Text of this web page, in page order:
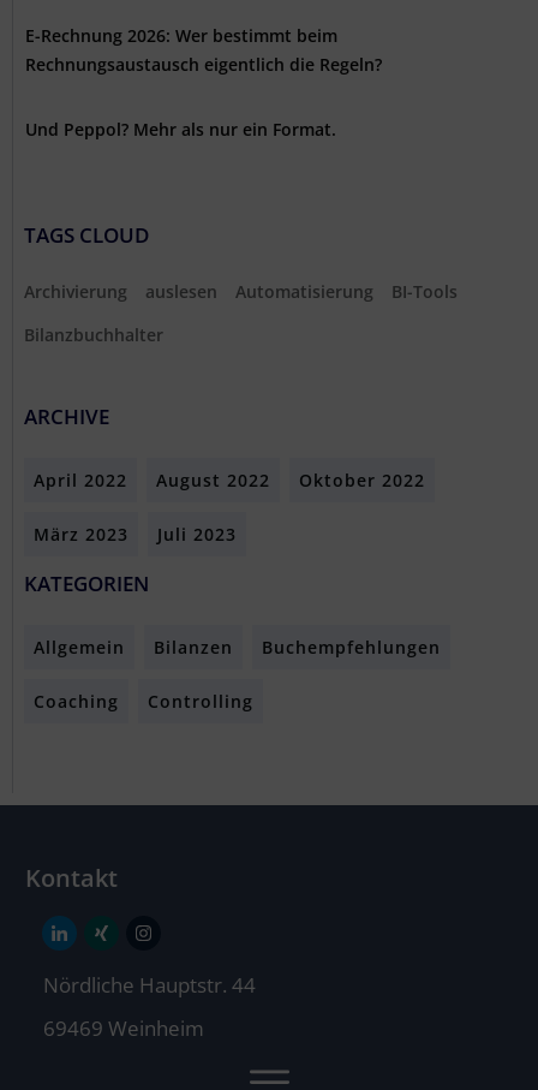
E-Rechnung 2026: Wer bestimmt beim
Rechnungsaustausch eigentlich die Regeln?
Und Peppol? Mehr als nur ein Format.
TAGS CLOUD
Archivierung auslesen Automatisierung
BI-Tools
Bilanzbuchhalter
ARCHIVE
April 2022 August 2022 Oktober 2022
März 2023 Juli 2023
KATEGORIEN
Allgemein Bilanzen Buchempfehlungen
Coaching Controlling
Kontakt
Nördliche Hauptstr. 44
69469 Weinheim